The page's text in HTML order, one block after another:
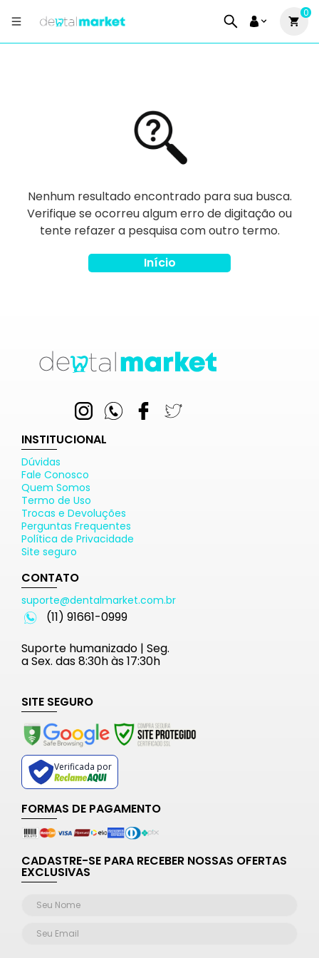
0
Nenhum resultado encontrado para sua busca.
Verifique se ocorreu algum erro de digitação ou
tente refazer a pesquisa com outro termo.
Início
INSTITUCIONAL
Dúvidas
Fale Conosco
Quem Somos
Termo de Uso
Trocas e Devoluções
Perguntas Frequentes
Política de Privacidade
Site seguro
CONTATO
suporte@dentalmarket.com.br
(11) 91661-0999
Suporte humanizado | Seg.
a Sex. das 8:30h às 17:30h
SITE SEGURO
Verificada por
FORMAS DE PAGAMENTO
CADASTRE-SE PARA RECEBER NOSSAS OFERTAS
EXCLUSIVAS